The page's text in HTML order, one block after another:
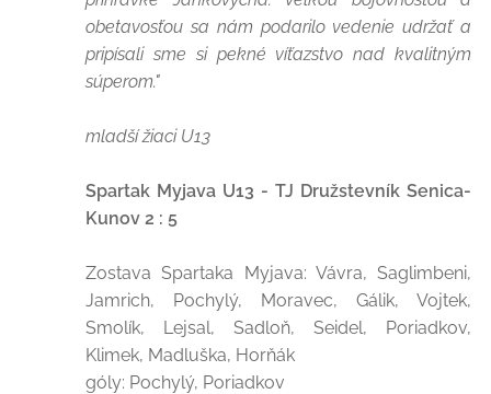
obetavosťou sa nám podarilo vedenie udržať a
pripísali sme si pekné víťazstvo nad kvalitným
súperom."
mladší žiaci U13
Spartak Myjava U13 - TJ Družstevník Senica-
Kunov 2 : 5
Zostava Spartaka Myjava: Vávra, Saglimbeni,
Jamrich, Pochylý, Moravec, Gálik, Vojtek,
Smolík, Lejsal, Sadloň, Seidel, Poriadkov,
Klimek, Madluška, Horňák
góly: Pochylý, Poriadkov